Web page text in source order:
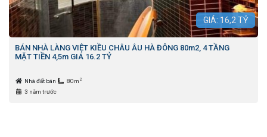
GIÁ: 16,2 TỶ
BÁN NHÀ LÀNG VIỆT KIỀU CHÂU ÂU HÀ ĐÔNG 80m2, 4 TẦNG
MẶT TIỀN 4,5m GIÁ 16.2 TỶ
Nhà đất bán 80m 2
3 năm trước